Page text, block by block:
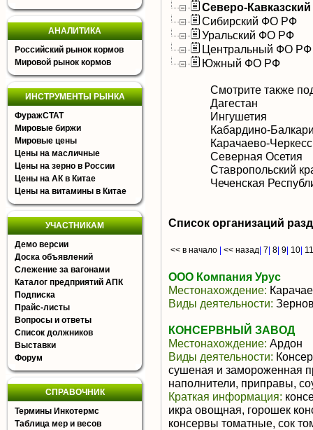
АНАЛИТИКА
Российский рынок кормов
Мировой рынок кормов
ИНСТРУМЕНТЫ РЫНКА
ФуражСТАТ
Мировые биржи
Мировые цены
Цены на масличные
Цены на зерно в России
Цены на АК в Китае
Цены на витамины в Китае
УЧАСТНИКАМ
Демо версии
Доска объявлений
Слежение за вагонами
Каталог предприятий АПК
Подписка
Прайс-листы
Вопросы и ответы
Список должников
Выставки
Форум
СПРАВОЧНИК
Термины Инкотермс
Таблица мер и весов
Северо-
Сибирский ФО РФ
Уральский ФО РФ
Центральный ФО РФ
Южный ФО РФ
Смотрите также
Дагестан
Ингушетия
Кабардино-
Карачаево-
Северная Осетия
Ставропольский
Чеченская
Список организаций
<< в начало << назад 7 8 9 10 11
ООО Компания Урус
Местонахождение:
Виды деятельности:
КОНСЕРВНЫЙ ЗАВОД
Местонахождение: Ардон
Виды деятельности:
сушеная и замороженная
наполнители, приправы,
Краткая информация:
икра овощная, горошек
консервы томатные, сок